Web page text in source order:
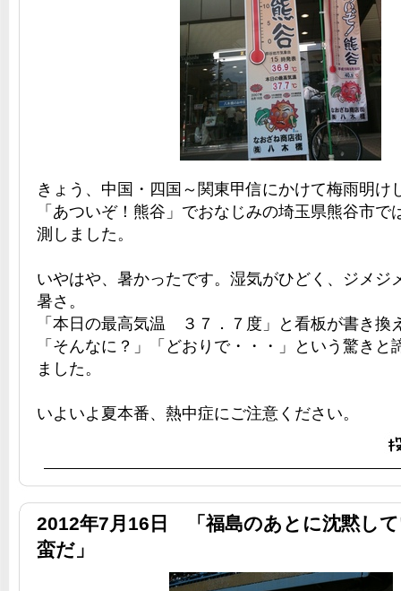
きょう、中国・四国～関東甲信にかけて梅雨明け
「あついぞ！熊谷」でおなじみの埼玉県熊谷市で
測しました。
いやはや、暑かったです。湿気がひどく、ジメジ
暑さ。
「本日の最高気温 ３７．７度」と看板が書き換
「そんなに？」「どおりで・・・」という驚きと
ました。
いよいよ夏本番、熱中症にご注意ください。
2012年7月16日 「福島のあとに沈黙し
蛮だ」